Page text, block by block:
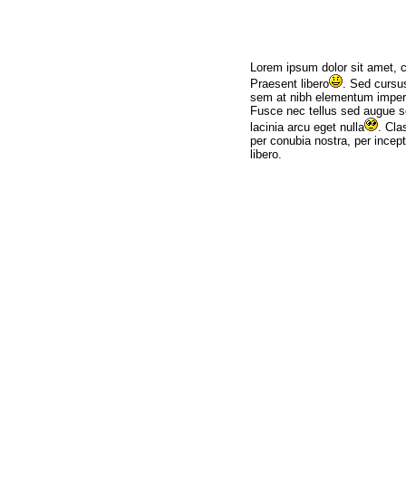
Lorem ipsum dolor sit amet,
Praesent libero
. Sed
sem at nibh elementum
Fusce nec tellus sed augue
lacinia arcu eget nulla
.
per conubia nostra, per
libero.